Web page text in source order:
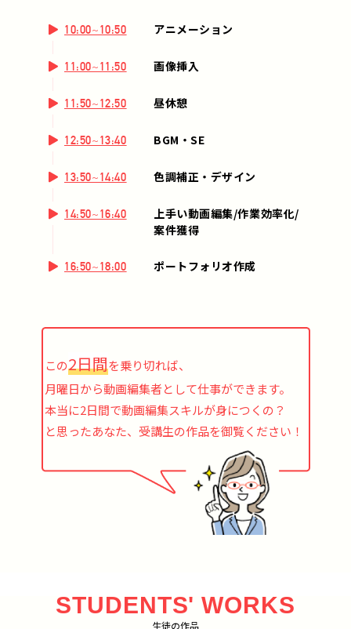
10:00~10:50 アニメーション
11:00~11:50 画像挿入
11:50~12:50 昼休憩
12:50~13:40 BGM・SE
13:50~14:40 色調補正・デザイン
14:50~16:40
上手い動画編集/作業効率化/
案件獲得
16:50~18:00 ポートフォリオ作成
この2日間を乗り切れば、
月曜日から動画編集者として仕事ができます。
本当に2日間で動画編集スキルが身につくの？
と思ったあなた、受講生の作品を御覧ください！
STUDENTS' WORKS
生徒の作品